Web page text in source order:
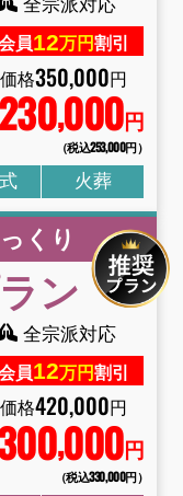
全宗派対応
員12万円割引
格350,000円
230,000円
（税込253,000円）
火葬
くり
ン
全宗派対応
員12万円割引
格420,000円
,000円
（税込330,000円）